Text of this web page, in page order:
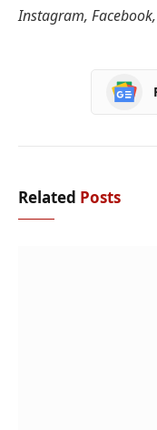
Instagram,
Related Posts